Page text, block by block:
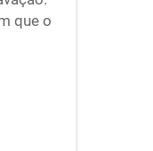
que o